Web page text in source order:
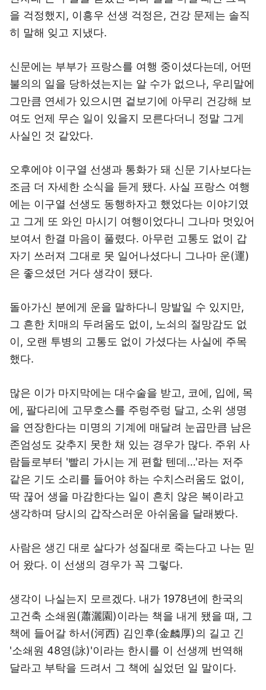
을 걱정했지, 이흥우 선생 걱정은, 건강 문제는 솔직
히 말해 잊고 지냈다.
신문에는 부부가 프랑스를 여행 중이셨다는데, 어떤
불의의 일을 당하셨는지는 알 수가 없으나, 우리말에
그만큼 연세가 있으시면 겉보기에 아무리 건강해 보
여도 언제 무슨 일이 있을지 모른다더니 정말 그게
사실인 것 같았다.
오후에야 이구열 선생과 통화가 돼 신문 기사보다는
조금 더 자세한 소식을 듣게 됐다. 사실 프랑스 여행
에는 이구열 선생도 동행하자고 했었다는 이야기였
고 그게 또 와인 마시기 여행이었다니 그나마 멋있어
보여서 한결 마음이 풀렸다. 아무런 고통도 없이 갑
자기 쓰러져 그대로 못 일어나셨다니 그나마 운(運)
은 좋으셨던 거다 생각이 됐다.
돌아가신 분에게 운을 말하다니 망발일 수 있지만,
그 흔한 치매의 두려움도 없이, 노쇠의 절망감도 없
이, 오랜 투병의 고통도 없이 가셨다는 사실에 주목
했다.
많은 이가 마지막에는 대수술을 받고, 코에, 입에, 목
에, 팔다리에 고무호스를 주렁주렁 달고, 소위 생명
을 연장한다는 미명의 기계에 매달려 눈곱만큼 남은
존엄성도 갖추지 못한 채 있는 경우가 많다. 주위 사
람들로부터 '빨리 가시는 게 편할 텐데…'라는 저주
같은 기도 소리를 들어야 하는 수치스러움도 없이,
딱 끊어 생을 마감한다는 일이 흔치 않은 복이라고
생각하며 당시의 갑작스러운 아쉬움을 달래봤다.
사람은 생긴 대로 살다가 성질대로 죽는다고 나는 믿
어 왔다. 이 선생의 경우가 꼭 그렇다.
생각이 나실는지 모르겠다. 내가 1978년에 한국의
고건축 소쇄원(蕭灑園)이라는 책을 내게 됐을 때, 그
책에 들어갈 하서(河西) 김인후(金麟厚)의 길고 긴
'소쇄원 48영(詠)'이라는 한시를 이 선생께 번역해
달라고 부탁을 드려서 그 책에 실었던 일 말이다.